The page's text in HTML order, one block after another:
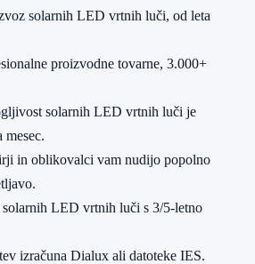
solarnih LED vrtnih luči, od leta
proizvodne tovarne, 3.000+
solarnih LED vrtnih luči je
mesec.
in oblikovalci vam nudijo popolno
LED vrtnih luči s 3/5-letno
izračuna Dialux ali datoteke IES.